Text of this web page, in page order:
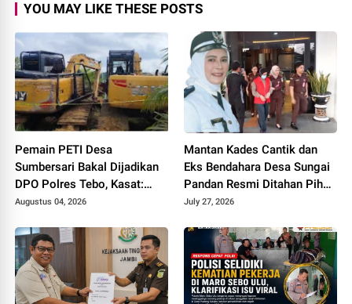
YOU MAY LIKE THESE POSTS
Pemain PETI Desa
Sumbersari Bakal Dijadikan
DPO Polres Tebo, Kasat:
Karena Tak Pernah Penuhi
Augustus 04, 2026
Mantan Kades Cantik dan
Eks Bendahara Desa Sungai
Pandan Resmi Ditahan Pihak
Kejari Tebo Terkait Dugaan
July 27, 2026